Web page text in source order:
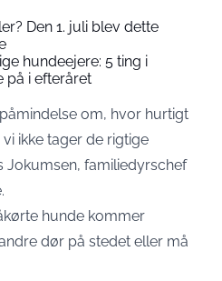
Den 1. juli blev dette
hundeejere: 5 ting i
på i efteråret
om, hvor hurtigt
ikke tager de rigtige
familiedyrschef
hunde kommer
dør på stedet eller må